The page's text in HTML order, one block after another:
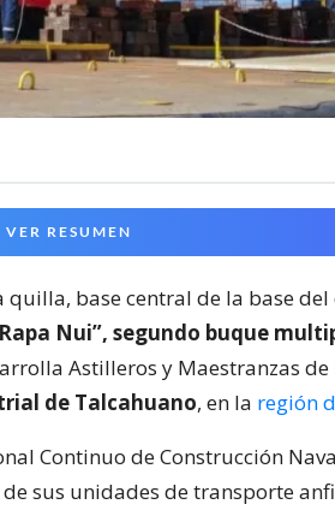
VER RESUMEN
base central de la base del
Nui”, segundo buque
Astilleros y Maestranzas
de Talcahuano, en la región
Continuo de Construcción
sus unidades de transporte